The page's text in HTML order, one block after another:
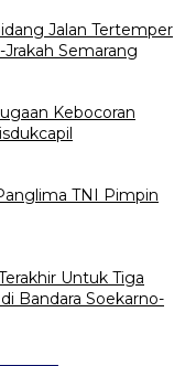
Jalan Tertemper
Semarang
Kebocoran
TNI Pimpin
Untuk Tiga
Bandara Soekarno-